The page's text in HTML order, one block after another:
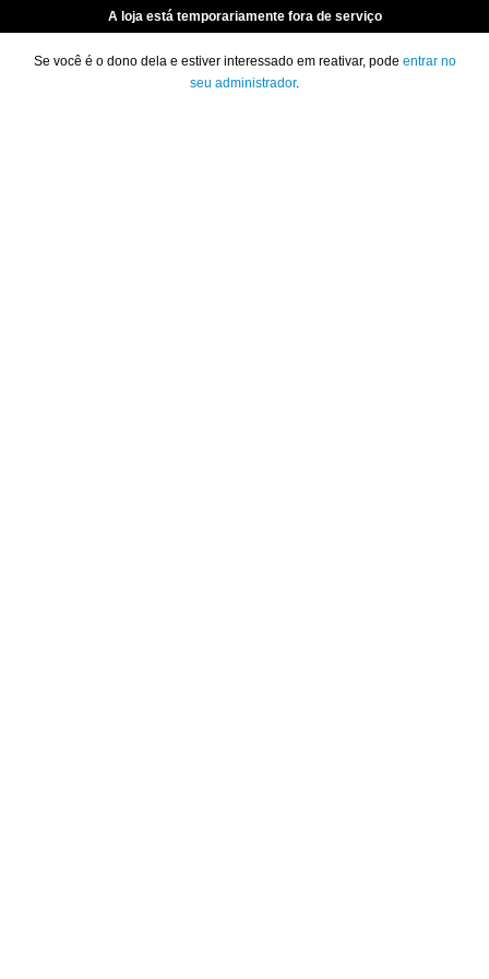
A loja está temporariamente fora de serviço
Se você é o dono dela e estiver interessado em reativar, pode entrar no
seu administrador.